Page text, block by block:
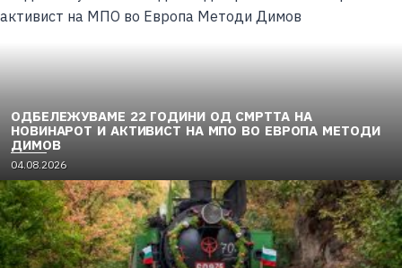
ОДБЕЛЕЖУВАМЕ 22 ГОДИНИ ОД СМРТТА НА
НОВИНАРОТ И АКТИВИСТ НА МПО ВО ЕВРОПА МЕТОДИ
ДИМОВ
04.08.2026